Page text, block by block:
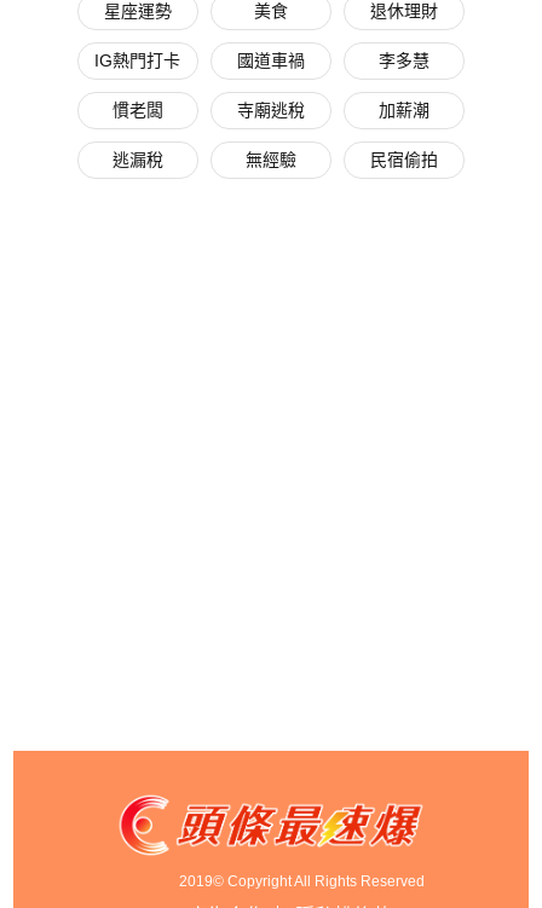
星座運勢 美食 退休理財
IG熱門打卡 國道車禍 李多慧
慣老闆 寺廟逃稅 加薪潮
逃漏稅 無經驗 民宿偷拍
2019© Copyright All Rights Reserved